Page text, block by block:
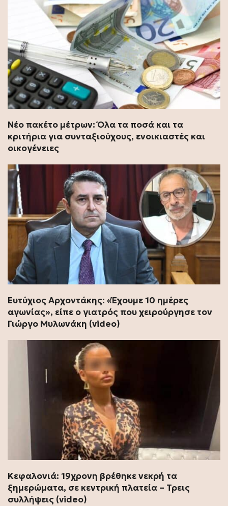
Νέο πακέτο μέτρων: Όλα τα ποσά και τα
κριτήρια για συνταξιούχους, ενοικιαστές και
οικογένειες
Ευτύχιος Αρχοντάκης: «Έχουμε 10 ημέρες
αγωνίας», είπε ο γιατρός που χειρούργησε τον
Γιώργο Μυλωνάκη (video)
Κεφαλονιά: 19χρονη βρέθηκε νεκρή τα
ξημερώματα, σε κεντρική πλατεία – Τρεις
συλλήψεις (video)